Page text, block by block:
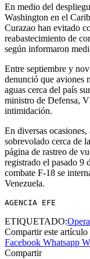
En medio del
Washington en el
Curazao han evitado
reabastecimiento de
según informaron
Entre septiembre y
denunció que aviones
aguas cerca del país
ministro de Defensa,
intimidación.
En diversas ocasiones,
sobrevolado cerca de
página de rastreo de
registrado el pasado 9
combate F-18 se
Venezuela.
AGENCIA EFE
ETIQUETADO:
Compartir este artículo
Facebook Whatsapp
Compartir